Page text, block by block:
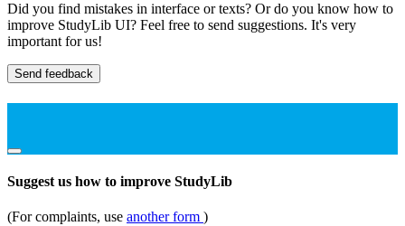
Did you find mistakes in interface or texts? Or do you know how to
improve StudyLib UI? Feel free to send suggestions. It's very
important for us!
Send feedback
Suggest us how to improve StudyLib
(For complaints, use another form )